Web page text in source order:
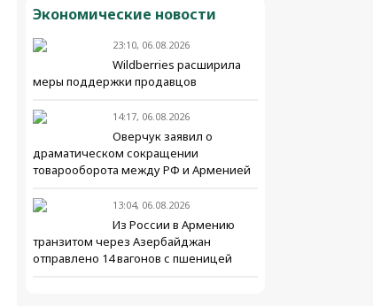
Экономические новости
23:10, 06.08.2026
Wildberries расширила
меры поддержки продавцов
14:17, 06.08.2026
Оверчук заявил о
драматическом сокращении
товарооборота между РФ и Арменией
13:04, 06.08.2026
Из России в Армению
транзитом через Азербайджан
отправлено 14 вагонов с пшеницей